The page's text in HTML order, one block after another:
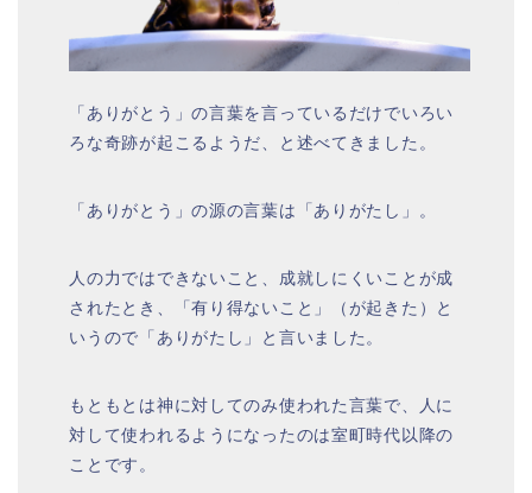
「ありがとう」の言葉を言っているだけでいろい
ろな奇跡が起こるようだ、と述べてきました。
「ありがとう」の源の言葉は「ありがたし」。
人の力ではできないこと、成就しにくいことが成
されたとき、「有り得ないこと」（が起きた）と
いうので「ありがたし」と言いました。
もともとは神に対してのみ使われた言葉で、人に
対して使われるようになったのは室町時代以降の
ことです。